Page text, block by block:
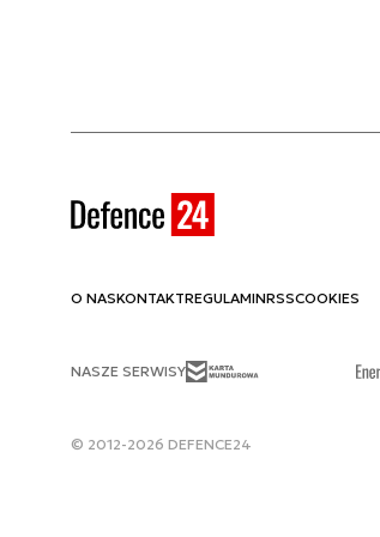
O NASKONTAKTREGULAMINRSSCOOKIES
NASZE SERWISY
© 2012-2026 DEFENCE24